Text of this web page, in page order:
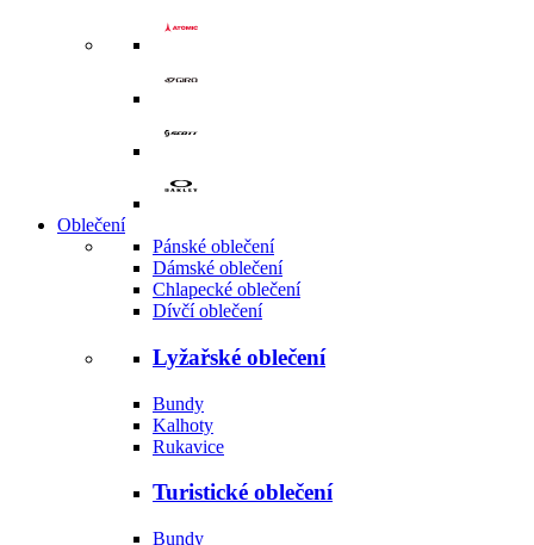
Oblečení
Pánské oblečení
Dámské oblečení
Chlapecké oblečení
Dívčí oblečení
Lyžařské oblečení
Bundy
Kalhoty
Rukavice
Turistické oblečení
Bundy